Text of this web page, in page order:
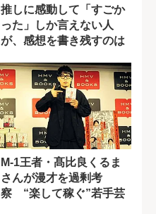
推しに感動して「すごか
った」しか言えない人
が、感想を書き残すのは
M-1王者・髙比良くるま
さんが漫才を過剰考
察 “楽して稼ぐ”若手芸